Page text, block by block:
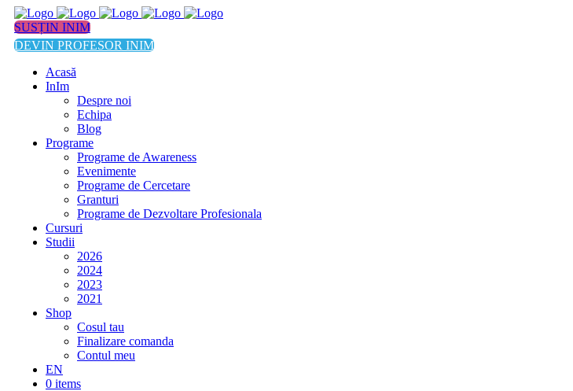
SUSȚIN INIM
DEVIN PROFESOR INIM
Acasă
InIm
Despre noi
Echipa
Blog
Programe
Programe de Awareness
Evenimente
Programe de Cercetare
Granturi
Programe de Dezvoltare Profesionala
Cursuri
Studii
2026
2024
2023
2021
Shop
Cosul tau
Finalizare comanda
Contul meu
EN
0 items